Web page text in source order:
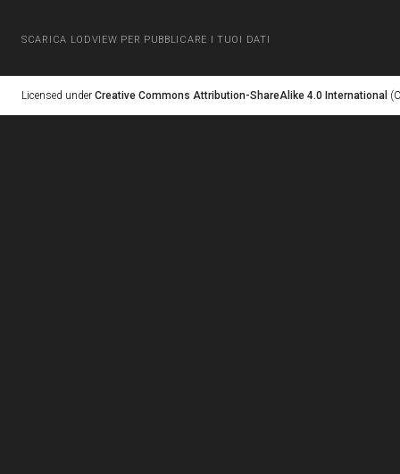
SCARICA LODVIEW PER PUBBLICARE I TUOI DATI
Licensed under Creative Commons Attribution-ShareAlike 4.0 International